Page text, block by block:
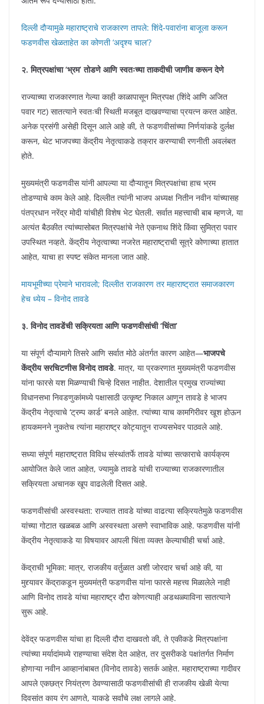
दिल्ली दौऱ्यामुळे महाराष्ट्राचे राजकारण तापले: शिंदे-पवारांना बाजूला करून
फडणवीस खेळताहेत का कोणती ‘अदृश्य चाल’?
२. मित्रपक्षांचा ‘भ्रम’ तोडणे आणि स्वतःच्या ताकदीची जाणीव करून देणे
राज्याच्या राजकारणात गेल्या काही काळापासून मित्रपक्ष (शिंदे आणि अजित
पवार गट) सातत्याने स्वतःची स्थिती मजबूत दाखवण्याचा प्रयत्न करत आहेत.
अनेक प्रसंगी असेही दिसून आले आहे की, ते फडणवीसांच्या निर्णयांकडे दुर्लक्ष
करून, थेट भाजपच्या केंद्रीय नेतृत्वाकडे तक्रार करण्याची रणनीती अवलंबत
होते.
मुख्यमंत्री फडणवीस यांनी आपल्या या दौऱ्यातून मित्रपक्षांचा हाच भ्रम
तोडण्याचे काम केले आहे. दिल्लीत त्यांनी भाजप अध्यक्ष नितीन नवीन यांच्यासह
पंतप्रधान नरेंद्र मोदी यांचीही विशेष भेट घेतली. सर्वात महत्त्वाची बाब म्हणजे, या
अत्यंत बैठकीत त्यांच्यासोबत मित्रपक्षांचे नेते एकनाथ शिंदे किंवा सुमित्रा पवार
उपस्थित नव्हते. केंद्रीय नेतृत्वाच्या नजरेत महाराष्ट्राची सूत्रे कोणाच्या हातात
आहेत, याचा हा स्पष्ट संकेत मानला जात आहे.
मायभूमीच्या प्रेमाने भारावलो; दिल्लीत राजकारण तर महाराष्ट्रात समाजकारण
हेच ध्येय – विनोद तावडे
३. विनोद तावडेंची सक्रियता आणि फडणवीसांची ‘चिंता’
या संपूर्ण दौऱ्यामागे तिसरे आणि सर्वात मोठे अंतर्गत कारण आहेत—भाजपचे
केंद्रीय सरचिटणीस विनोद तावडे. मात्र, या प्रकरणात मुख्यमंत्री फडणवीस
यांना फारसे यश मिळण्याची चिन्हे दिसत नाहीत. देशातील प्रमुख राज्यांच्या
विधानसभा निवडणुकांमध्ये पक्षासाठी उत्कृष्ट निकाल आणून तावडे हे भाजप
केंद्रीय नेतृत्वाचे ‘ट्रम्प कार्ड’ बनले आहेत. त्यांच्या याच कामगिरीवर खूश होऊन
हायकमनने नुकतेच त्यांना महाराष्ट्र कोट्यातून राज्यसभेवर पाठवले आहे.
सध्या संपूर्ण महाराष्ट्रात विविध संस्थांतर्फे तावडे यांच्या सत्काराचे कार्यक्रम
आयोजित केले जात आहेत, ज्यामुळे तावडे यांची राज्याच्या राजकारणातील
सक्रियता अचानक खूप वाढलेली दिसत आहे.
फडणवीसांची अस्वस्थता: राज्यात तावडे यांच्या वाढत्या सक्रियतेमुळे फडणवीस
यांच्या गोटात खळबळ आणि अस्वस्थता असणे स्वाभाविक आहे. फडणवीस यांनी
केंद्रीय नेतृत्वाकडे या विषयावर आपली चिंता व्यक्त केल्याचीही चर्चा आहे.
केंद्राची भूमिका: मात्र, राजकीय वर्तुळात अशी जोरदार चर्चा आहे की, या
मुद्द्यावर केंद्राकडून मुख्यमंत्री फडणवीस यांना फारसे महत्त्व मिळालेले नाही
आणि विनोद तावडे यांचा महाराष्ट्र दौरा कोणत्याही अडथळ्याविना सातत्याने
सुरू आहे.
देवेंद्र फडणवीस यांचा हा दिल्ली दौरा दाखवतो की, ते एकीकडे मित्रपक्षांना
त्यांच्या मर्यादांमध्ये राहण्याचा संदेश देत आहेत, तर दुसरीकडे पक्षांतर्गत निर्माण
होणाऱ्या नवीन आव्हानांबाबत (विनोद तावडे) सतर्क आहेत. महाराष्ट्राच्या गादीवर
आपले एकछत्र नियंत्रण ठेवण्यासाठी फडणवीसांची ही राजकीय खेळी येत्या
दिवसांत काय रंग आणते, याकडे सर्वांचे लक्ष लागले आहे.